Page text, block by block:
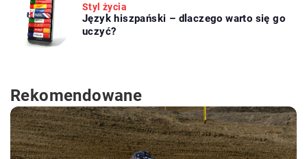
Styl życia
Język hiszpański – dlaczego warto się go
uczyć?
Rekomendowane